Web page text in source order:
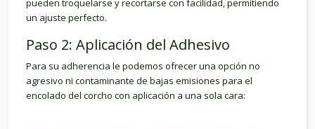
pueden troquelarse y recortarse con facilidad, permitiendo
un ajuste perfecto.
Paso 2: Aplicación del Adhesivo
Para su adherencia le podemos ofrecer una opción no
agresivo ni contaminante de bajas emisiones para el
encolado del corcho con aplicación a una sola cara: